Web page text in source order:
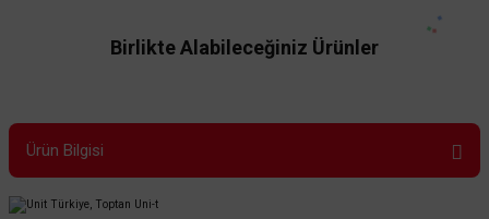
Birlikte Alabileceğiniz Ürünler
Ürün Bilgisi